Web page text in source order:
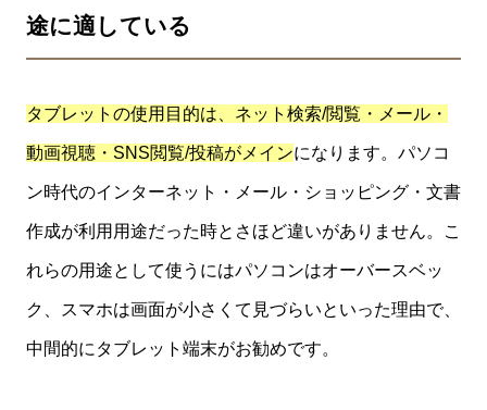
途に適している
タブレットの使用目的は、ネット検索/閲覧・メール・
動画視聴・SNS閲覧/投稿がメインになります。パソコ
ン時代のインターネット・メール・ショッピング・文書
作成が利用用途だった時とさほど違いがありません。こ
れらの用途として使うにはパソコンはオーバースベッ
ク、スマホは画面が小さくて見づらいといった理由で、
中間的にタブレット端末がお勧めです。